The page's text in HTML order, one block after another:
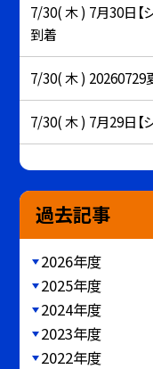
7/30( 木 ) 7月30日【
到着
7/30( 木 ) 20260729
7/30( 木 ) 7月29日【
過去記事
2026年度
2025年度
2024年度
2023年度
2022年度